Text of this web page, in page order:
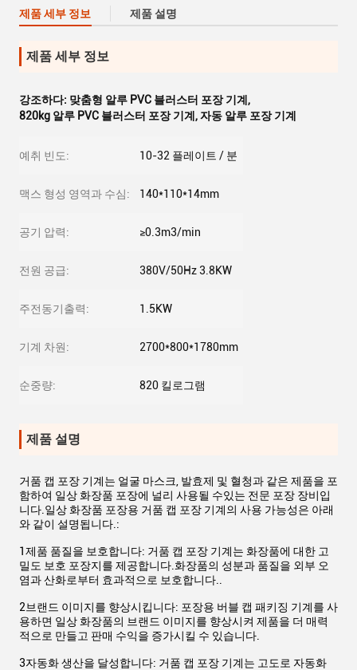
제품 세부 정보 제품 설명
제품 세부 정보
강조하다: 맞춤형 알루 PVC 블러스터 포장 기계 ,
820kg 알루 PVC 블러스터 포장 기계 ,자동 알루 포장 기계
예취 빈도: 10-32 플레이트 / 분
맥스 형성 영역과 수심: 140*110*14mm
공기 압력: ≥0.3m3/min
전원 공급: 380V/50Hz 3.8KW
주전동기출력: 1.5KW
기계 차원: 2700*800*1780mm
순중량: 820 킬로그램
제품 설명
거품 캡 포장 기계는 얼굴 마스크, 발효제 및 혈청과 같은 제품을 포
함하여 일상 화장품 포장에 널리 사용될 수있는 전문 포장 장비입
니다.일상 화장품 포장용 거품 캡 포장 기계의 사용 가능성은 아래
와 같이 설명됩니다.:
1제품 품질을 보호합니다: 거품 캡 포장 기계는 화장품에 대한 고
밀도 보호 포장지를 제공합니다.화장품의 성분과 품질을 외부 오
염과 산화로부터 효과적으로 보호합니다..
2브랜드 이미지를 향상시킵니다: 포장용 버블 캡 패키징 기계를 사
용하면 일상 화장품의 브랜드 이미지를 향상시켜 제품을 더 매력
적으로 만들고 판매 수익을 증가시킬 수 있습니다.
3자동화 생산을 달성합니다: 거품 캡 포장 기계는 고도로 자동화